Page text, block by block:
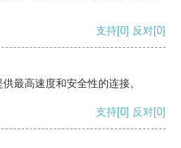
支持[0] 反对[0]
最高速度和安全性的连接。
支持[0] 反对[0]